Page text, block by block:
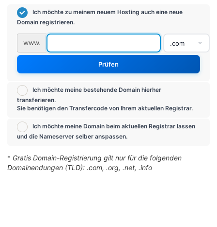
Ich möchte zu meinem neuem Hosting auch eine neue
Domain registrieren.
www.
Prüfen
Ich möchte meine bestehende Domain hierher
transferieren.
Sie benötigen den Transfercode von Ihrem aktuellen Registrar.
Ich möchte meine Domain beim aktuellen Registrar lassen
und die Nameserver selber anspassen.
* Gratis Domain-Registrierung gilt nur für die folgenden
Domainendungen (TLD): .com, .org, .net, .info